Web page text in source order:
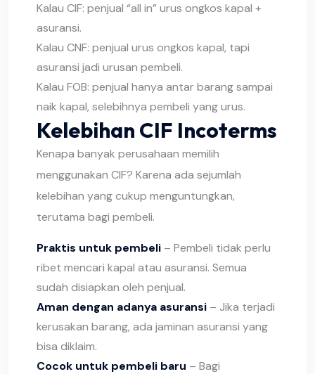
Kalau CIF: penjual “all in” urus ongkos kapal +
asuransi.
Kalau CNF: penjual urus ongkos kapal, tapi
asuransi jadi urusan pembeli.
Kalau FOB: penjual hanya antar barang sampai
naik kapal, selebihnya pembeli yang urus.
Kelebihan CIF Incoterms
Kenapa banyak perusahaan memilih
menggunakan CIF? Karena ada sejumlah
kelebihan yang cukup menguntungkan,
terutama bagi pembeli.
Praktis untuk pembeli – Pembeli tidak perlu
ribet mencari kapal atau asuransi. Semua
sudah disiapkan oleh penjual.
Aman dengan adanya asuransi – Jika terjadi
kerusakan barang, ada jaminan asuransi yang
bisa diklaim.
Cocok untuk pembeli baru – Bagi